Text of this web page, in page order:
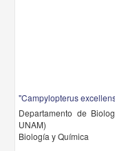
"Campylopterus
Departamento de
UNAM)
Biología y Química